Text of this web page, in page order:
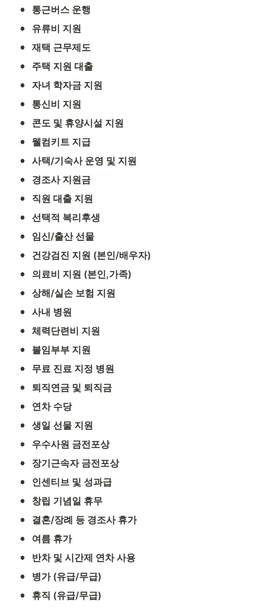
• 통근버스 운행
• 유류비 지원
• 재택 근무제도
• 주택 지원 대출
• 자녀 학자금 지원
• 통신비 지원
• 콘도 및 휴양시설 지원
• 웰컴키트 지급
• 사택/기숙사 운영 및 지원
• 경조사 지원금
• 직원 대출 지원
• 선택적 복리후생
• 임신/출산 선물
• 건강검진 지원 (본인/배우자)
• 의료비 지원 (본인,가족)
• 상해/실손 보험 지원
• 사내 병원
• 체력단련비 지원
• 불임부부 지원
• 무료 진료 지정 병원
• 퇴직연금 및 퇴직금
• 연차 수당
• 생일 선물 지원
• 우수사원 금전포상
• 장기근속자 금전포상
• 인센티브 및 성과급
• 창립 기념일 휴무
• 결혼/장례 등 경조사 휴가
• 여름 휴가
• 반차 및 시간제 연차 사용
• 병가 (유급/무급)
• 휴직 (유급/무급)